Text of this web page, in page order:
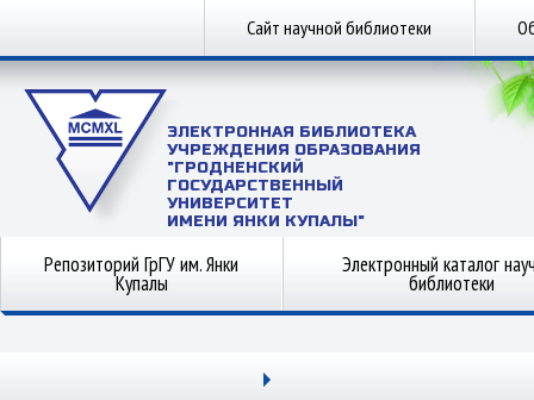
Сайт научной библиотеки
ЭЛЕКТРОННАЯ БИБЛИОТЕКА
УЧРЕЖДЕНИЯ ОБРАЗОВАНИЯ
"ГРОДНЕНСКИЙ
ГОСУДАРСТВЕННЫЙ
УНИВЕРСИТЕТ
ИМЕНИ ЯНКИ КУПАЛЫ"
Репозиторий ГрГУ им. Янки
Купалы
Электронный каталог
библиотеки